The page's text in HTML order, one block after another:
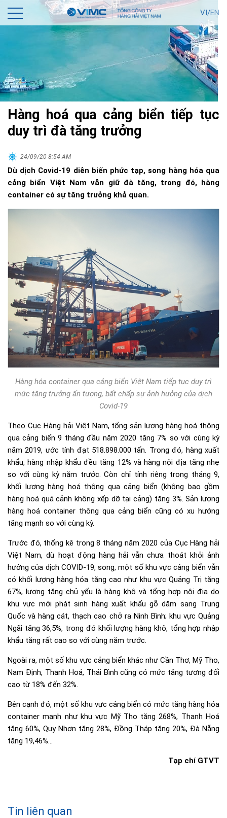
VI/EN
Hàng hoá qua cảng biển tiếp tục
duy trì đà tăng trưởng
24/09/20 8:54 AM
Dù dịch Covid-19 diễn biến phức tạp, song hàng hóa qua
cảng biển Việt Nam vẫn giữ đà tăng, trong đó, hàng
container có sự tăng trưởng khả quan.
Hàng hóa container qua cảng biển Việt Nam tiếp tục duy trì
mức tăng trưởng ấn tượng, bất chấp sự ảnh hưởng của dịch
Covid-19
Theo Cục Hàng hải Việt Nam, tổng sản lượng hàng hoá thông
qua cảng biển 9 tháng đầu năm 2020 tăng 7% so với cùng kỳ
năm 2019, ước tính đạt 518.898.000 tấn. Trong đó, hàng xuất
khẩu, hàng nhập khẩu đều tăng 12% và hàng nội địa tăng nhẹ
so với cùng kỳ năm trước. Còn chỉ tính riêng trong tháng 9,
khối lượng hàng hoá thông qua cảng biển (không bao gồm
hàng hoá quá cảnh không xếp dỡ tại cảng) tăng 3%. Sản lượng
hàng hoá container thông qua cảng biển cũng có xu hướng
tăng mạnh so với cùng kỳ.
Trước đó, thống kê trong 8 tháng năm 2020 của Cục Hàng hải
Việt Nam, dù hoạt động hàng hải vẫn chưa thoát khỏi ảnh
hưởng của dịch COVID-19, song, một số khu vực cảng biển vẫn
có khối lượng hàng hóa tăng cao như khu vực Quảng Trị tăng
67%, lượng tăng chủ yếu là hàng khô và tổng hợp nội địa do
khu vực mới phát sinh hàng xuất khẩu gỗ dăm sang Trung
Quốc và hàng cát, thạch cao chở ra Ninh Bình; khu vực Quảng
Ngãi tăng 36,5%, trong đó khối lượng hàng khô, tổng hợp nhập
khẩu tăng rất cao so với cùng năm trước.
Ngoài ra, một số khu vực cảng biển khác như Cần Thơ, Mỹ Tho,
Nam Định, Thanh Hoá, Thái Bình cũng có mức tăng tương đối
cao từ 18% đến 32%.
Bên cạnh đó, một số khu vực cảng biển có mức tăng hàng hóa
container mạnh như khu vực Mỹ Tho tăng 268%, Thanh Hoá
tăng 60%, Quy Nhơn tăng 28%, Đồng Tháp tăng 20%, Đà Nẵng
tăng 19,46%…
Tạp chí GTVT
Tin liên quan